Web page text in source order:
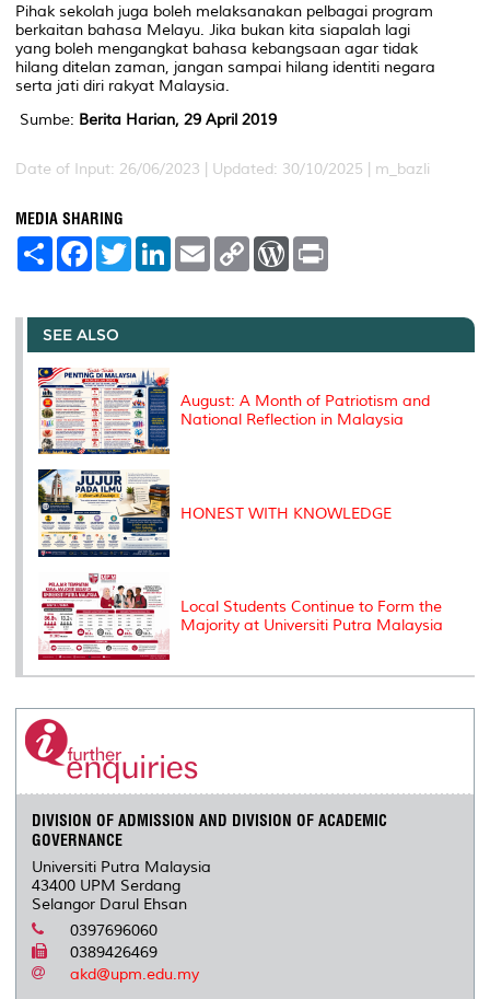
Pihak sekolah juga boleh melaksanakan pelbagai program
berkaitan bahasa Melayu. Jika bukan kita siapalah lagi
yang boleh mengangkat bahasa kebangsaan agar tidak
hilang ditelan zaman, jangan sampai hilang identiti negara
serta jati diri rakyat Malaysia.
Sumbe: Berita Harian, 29 April 2019
Date of Input: 26/06/2023 | Updated: 30/10/2025 | m_bazli
MEDIA SHARING
S
e
F
a
b
o
o
k
T
w
t
r
L
e
I
E
m
l
C
L
n
W
P
e
t
SEE ALSO
August: A Month of Patriotism and
National Reflection in Malaysia
HONEST WITH KNOWLEDGE
Local Students Continue to Form the
Majority at Universiti Putra Malaysia
DIVISION OF ADMISSION AND DIVISION OF ACADEMIC
GOVERNANCE
Universiti Putra Malaysia
43400 UPM Serdang
Selangor Darul Ehsan
0397696060
0389426469
akd@upm.edu.my